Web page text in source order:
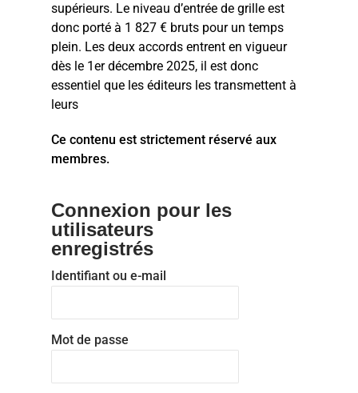
supérieurs. Le niveau d’entrée de grille est
donc porté à 1 827 € bruts pour un temps
plein. Les deux accords entrent en vigueur
dès le 1er décembre 2025, il est donc
essentiel que les éditeurs les transmettent à
leurs
Ce contenu est strictement réservé aux
membres.
Connexion pour les
utilisateurs
enregistrés
Identifiant ou e-mail
Mot de passe